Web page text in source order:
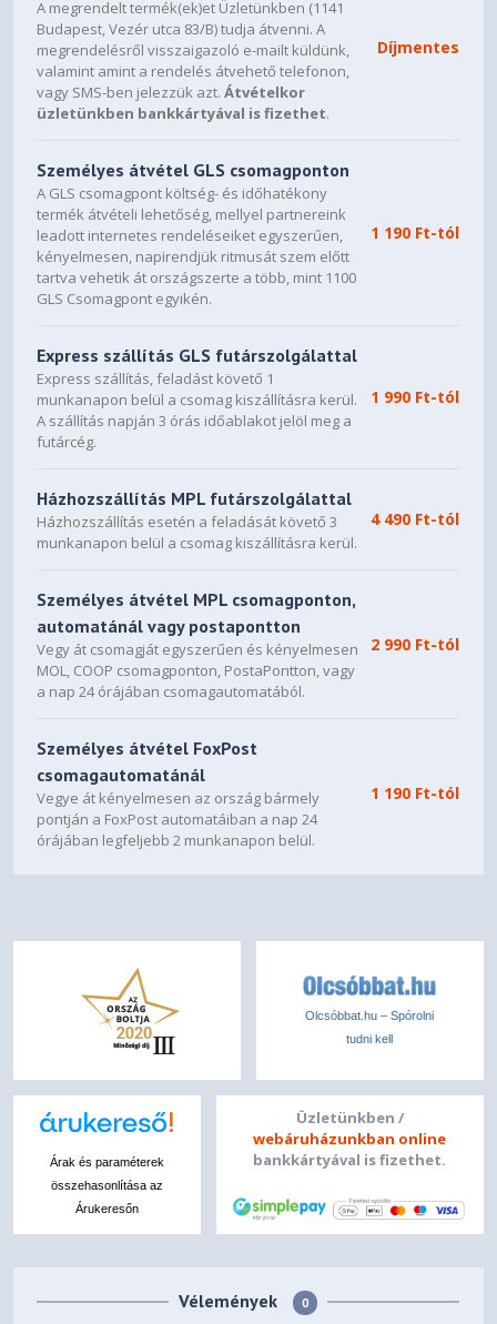
A megrendelt termék(ek)et Üzletünkben (1141
Budapest, Vezér utca 83/B) tudja átvenni. A
megrendelésről visszaigazoló e-mailt küldünk,
valamint amint a rendelés átvehető telefonon,
vagy SMS-ben jelezzük azt.Átvételkor
üzletünkben bankkártyával is fizethet.
Díjmentes
Személyes átvétel GLS csomagponton
A GLS csomagpont költség- és időhatékony
termék átvételi lehetőség, mellyel partnereink
leadott internetes rendeléseiket egyszerűen,
kényelmesen, napirendjük ritmusát szem előtt
tartva vehetik át országszerte a több, mint 1100
GLS Csomagpont egyikén.
1 190 Ft-tól
Express szállítás GLS futárszolgálattal
Express szállítás, feladást követő 1
munkanapon belül a csomag kiszállításra kerül.
A szállítás napján 3 órás időablakot jelöl meg a
futárcég.
1 990 Ft-tól
Házhozszállítás MPL futárszolgálattal
Házhozszállítás esetén a feladását követő 3
munkanapon belül a csomag kiszállításra kerül.
4 490 Ft-tól
Személyes átvétel MPL csomagponton,
automatánál vagy postapontton
Vegy át csomagját egyszerűen és kényelmesen
MOL, COOP csomagponton, PostaPontton, vagy
a nap 24 órájában csomagautomatából.
2 990 Ft-tól
Személyes átvétel FoxPost
csomagautomatánál
Vegye át kényelmesen az ország bármely
pontján a FoxPost automatáiban a nap 24
órájában legfeljebb 2 munkanapon belül.
1 190 Ft-tól
Olcsóbbat.hu – Spórolni
tudni kell
Árak és paraméterek
összehasonlítása az
Árukeresőn
Üzletünkben /
webáruházunkban online
bankkártyával is fizethet.
Vélemények 0